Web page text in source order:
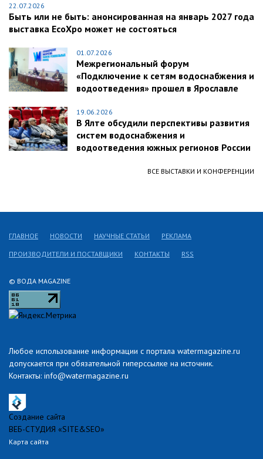
22.07.2026
Быть или не быть: анонсированная на январь 2027 года
выставка EcoXpo может не состояться
01.07.2026
Межрегиональный форум
«Подключение к сетям водоснабжения и
водоотведения» прошел в Ярославле
19.06.2026
В Ялте обсудили перспективы развития
систем водоснабжения и
водоотведения южных регионов России
ВСЕ ВЫСТАВКИ И КОНФЕРЕНЦИИ
© ВОДА MAGAZINE
Любое использование информации с портала watermagazine.ru
допускается при обязательной гиперссылке на источник.
Контакты: info@watermagazine.ru
ГЛАВНОЕ НОВОСТИ НАУЧНЫЕ СТАТЬИ РЕКЛАМА
ПРОИЗВОДИТЕЛИ И ПОСТАВЩИКИ КОНТАКТЫ RSS
Создание сайта
ВЕБ-СТУДИЯ «SITE&SEO»
Карта сайта